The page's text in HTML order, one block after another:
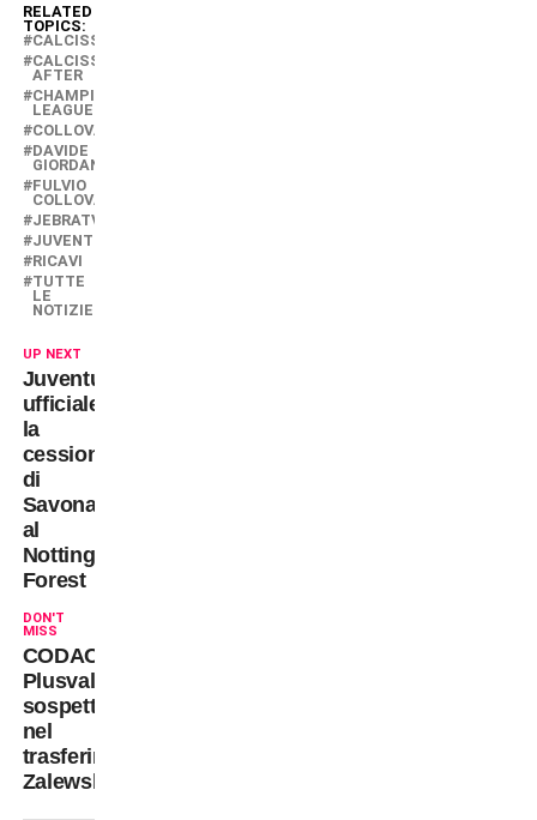
RELATED
TOPICS:
CALCISSIMO
CALCISSIMO
AFTER
CHAMPIONS
LEAGUE
COLLOVATI
DAVIDE
GIORDANA
FULVIO
COLLOVATI
JEBRATV
JUVENTUS
RICAVI
TUTTE
LE
NOTIZIE
UP NEXT
Juventus:
ufficiale
la
cessione
di
Savona
al
Nottingham
Forest
DON'T
MISS
CODACONS:
Plusvalenza
sospetta
nel
trasferimento
Zalewski